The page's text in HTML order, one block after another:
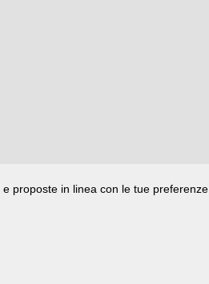
proposte in linea con le tue preferenze.